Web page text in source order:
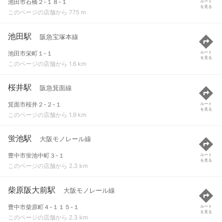
池田市石橋２-１８-１
このページの店舗から 775 m
を見る
池田駅 阪急宝塚本線
池田市栄町１-１
このページの店舗から 1.6 km
ルート
を見る
桜井駅 阪急箕面線
箕面市桜井２-２-１
このページの店舗から 1.9 km
ルート
を見る
蛍池駅 大阪モノレール線
豊中市蛍池中町３-１
このページの店舗から 2.3 km
ルート
を見る
柴原阪大前駅 大阪モノレール線
豊中市柴原町４-１１５-１
このページの店舗から 2.3 km
ルート
を見る